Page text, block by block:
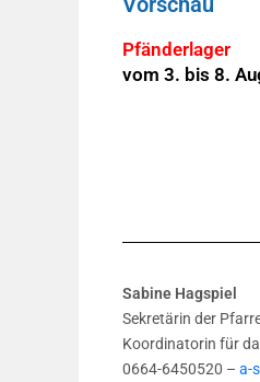
Pfänderlager
vom 3. bis 8.
Sabine Hagspiel
Sekretärin der
Koordinatorin für
0664-6450520 – a-